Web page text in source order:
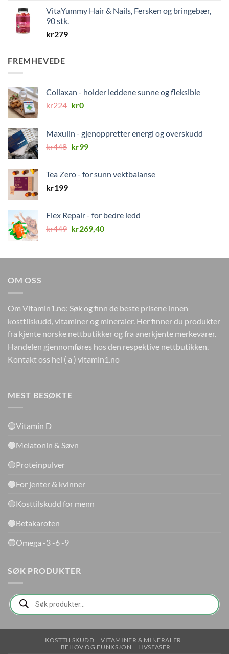
VitaYummy Hair & Nails, Fersken og bringebær,
90 stk.
kr279
FREMHEVEDE
Collaxan - holder leddene sunne og fleksible
kr224 Opprinnelig
kr224.
kr0Nåværende
kr0.
Maxulin - gjenoppretter energi og overskudd
kr448 Opprinnelig
kr448.
kr99Nåværende
kr99.
Tea Zero - for sunn vektbalanse
kr199
Flex Repair - for bedre ledd
kr449 Opprinnelig
kr449.
kr269,40Nåværende
kr269,40.
OM OSS
Om Vitamin1.no: Søk og finn de beste prisene innen
kosttilskudd, vitaminer og mineraler. Her finner du produkter
fra kjente norske nettbutikker og fra anerkjente merkevarer.
Handelen gjennomføres hos den respektive nettbutikken.
Kontakt oss hei ( a ) vitamin1.no
MEST BESØKTE
🟢Vitamin D
🟢Melatonin & Søvn
🟢Proteinpulver
🟢For jenter & kvinner
🟢Kosttilskudd for menn
🟢Betakaroten
🟢Omega -3 -6 -9
SØK PRODUKTER
Products
search
KOSTTILSKUDD
VITAMINER & MINERALER
BEHOV OG FUNKSJON
LIVSFASER